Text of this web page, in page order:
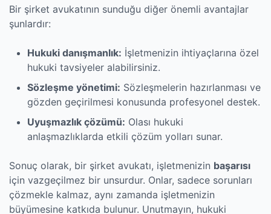
Bir şirket avukatının sunduğu diğer önemli avantajlar
şunlardır:
Hukuki danışmanlık: İşletmenizin ihtiyaçlarına özel
hukuki tavsiyeler alabilirsiniz.
Sözleşme yönetimi: Sözleşmelerin hazırlanması ve
gözden geçirilmesi konusunda profesyonel destek.
Uyuşmazlık çözümü: Olası hukuki
anlaşmazlıklarda etkili çözüm yolları sunar.
Sonuç olarak, bir şirket avukatı, işletmenizin başarısı
için vazgeçilmez bir unsurdur. Onlar, sadece sorunları
çözmekle kalmaz, aynı zamanda işletmenizin
büyümesine katkıda bulunur. Unutmayın, hukuki